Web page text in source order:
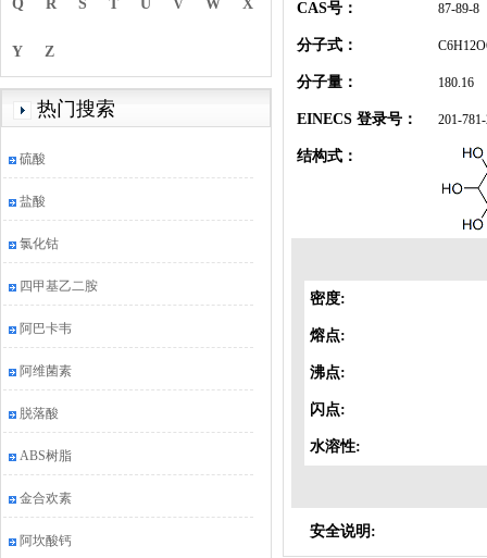
Q R S T U V W X
Y Z
热门搜索
硫酸
盐酸
氯化钴
四甲基乙二胺
阿巴卡韦
阿维菌素
脱落酸
ABS树脂
金合欢素
阿坎酸钙
CAS号： 87-89-8
分子式：
分子量： 180.16
EINECS 登录号： 201-
结构式：
密度:
熔点:
沸点:
闪点:
水溶性:
安全说明: